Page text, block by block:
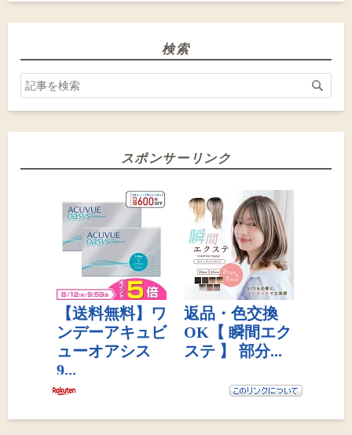
検索
スポンサーリンク